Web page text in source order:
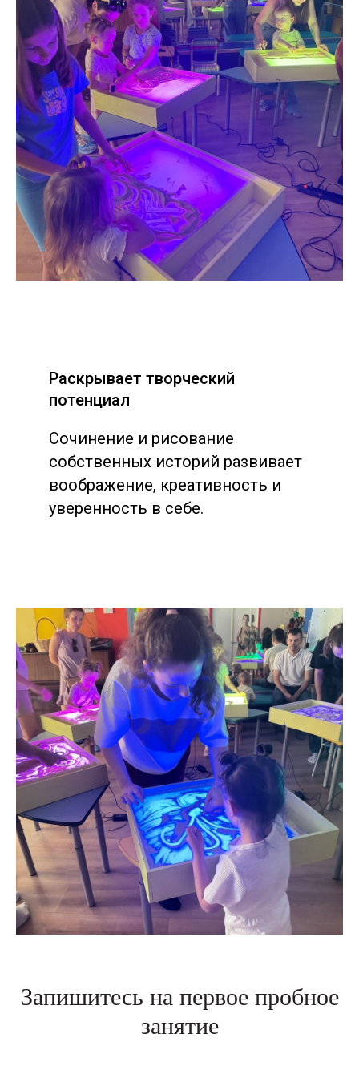
Раскрывает творческий
потенциал
Сочинение и рисование
собственных историй развивает
воображение, креативность и
уверенность в себе.
Запишитесь на первое пробное
занятие